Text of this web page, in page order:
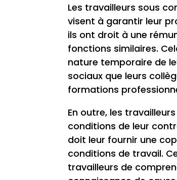
Les travailleurs sous
visent à garantir leur
ils ont droit à une
fonctions similaires.
nature temporaire de
sociaux que leurs
formations
En outre, les
conditions de leur
doit leur fournir une
conditions de travail.
travailleurs de